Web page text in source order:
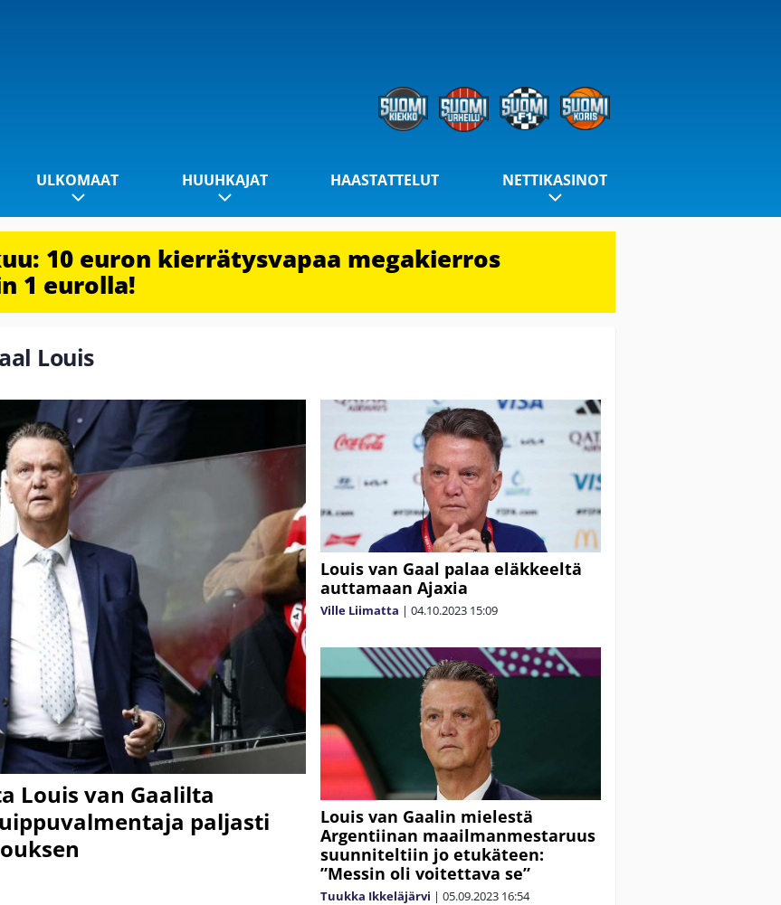
ULKOMAAT HUUHKAJAT HAASTATTELUT NETTIKASINOT
10 euron kierrätysvapaa megakierros
1 eurolla!
Louis
Louis van Gaalilta
paljasti
Louis van Gaal palaa eläkkeeltä
auttamaan Ajaxia
Ville Liimatta | 04.10.2023 15:09
Louis van Gaalin mielestä
Argentiinan maailmanmestaruus
suunniteltiin jo etukäteen:
”Messin oli voitettava se”
Tuukka Ikkeläjärvi | 05.09.2023 16:54